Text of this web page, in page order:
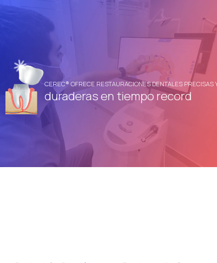
duraderas en tiempo record
CEREC® OFRECE RESTAURACIONES DENTALES PRECISAS